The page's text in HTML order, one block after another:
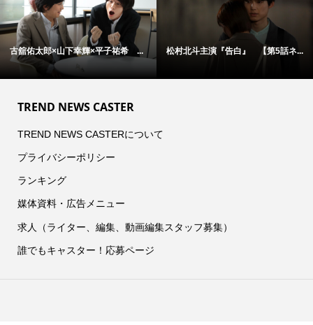
古舘佑太郎×山下幸輝×平子祐希 ... 松村北斗主演『告白』 【第5話ネ...
TREND NEWS CASTER
TREND NEWS CASTERについて
プライバシーポリシー
ランキング
媒体資料・広告メニュー
求人（ライター、編集、動画編集スタッフ募集）
誰でもキャスター！応募ページ